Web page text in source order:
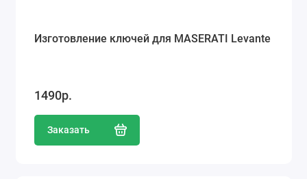
Изготовление ключей для MASERATI Levante
1490р.
Заказать